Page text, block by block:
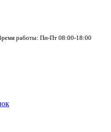
работы: Пн-Пт 08:00-18:00